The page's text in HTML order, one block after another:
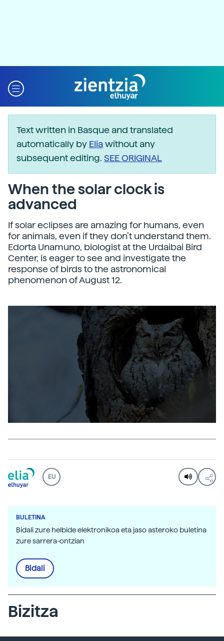
Text written in Basque and translated
automatically by Eliawithout any
subsequent editing. SEE ORIGINAL
When the solar clock is
advanced
If solar eclipses are amazing for humans, even
for animals, even if they don’t understand them.
Edorta Unamuno, biologist at the Urdaibai Bird
Center, is eager to see and investigate the
response of birds to the astronomical
phenomenon of August 12.
EU
BULETINA
Bidali zure helbide elektronikoa eta jaso asteroko buletina
zure sarrera-ontzian
Bidali
Bizitza